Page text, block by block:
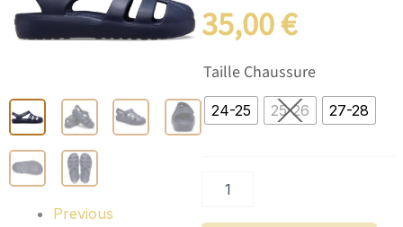
Previous
35,00€
Taille Chaussure
24-25 25-26 27-28
quantité
de
Crocs
Classic
Fisherman